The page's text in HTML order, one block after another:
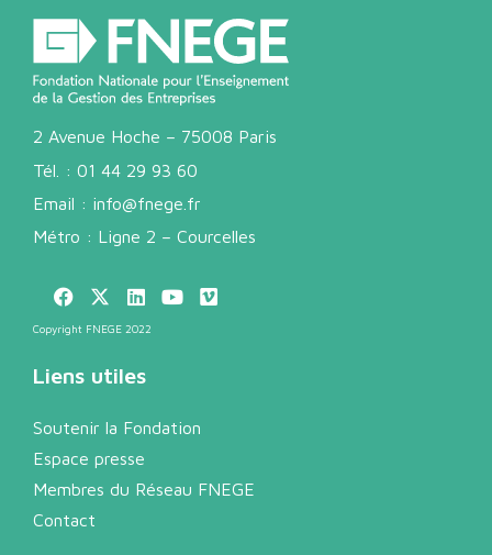
2 Avenue Hoche – 75008 Paris
Tél. : 01 44 29 93 60
Email : info@fnege.fr
Métro : Ligne 2 – Courcelles
Copyright FNEGE 2022
Liens utiles
Soutenir la Fondation
Espace presse
Membres du Réseau FNEGE
Contact